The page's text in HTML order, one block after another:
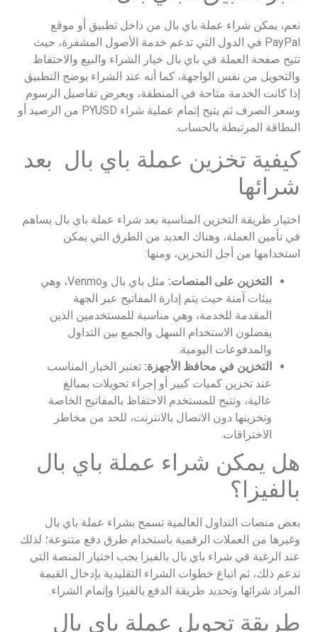
نعم، يمكن شراء عملة باي بال من داخل تطبيق أو موقع
PayPal في الدول التي تدعم خدمة الأصول المشفرة، حيث
تتيح صفحة العملة في باي بال خيار الشراء والبيع والاحتفاظ
والتحويل من نفس الواجهة، كما أنه عند الشراء يوضح التطبيق
إذا كانت الخدمة متاحة في المنطقة، ويعرض تفاصيل الرسوم
وسعر الصرف ثم يتيح إتمام عملية شراء PYUSD من الرصيد أو
البطاقة المرتبطة بالحساب.
كيفية تخزين عملة باي بال بعد
شرائها
اختيار طريقة التخزين المناسبة بعد شراء عملة باي بال يساهم
في تأمين العملة، وهناك العديد من الطرق التي يمكن
استخدامها من أجل التخزين، ومنها:
التخزين على المنصات:
مثل باي بال وVenmo، وهي
بيئات آمنة حيث يتم إدارة المفاتيح عبر الجهة
المقدمة للخدمة، وهي مناسبة للمستخدمين الذين
يفضلون الاستخدام السهل والجمع بين التداول
والمدفوعات اليومية.
التخزين في محافظ الأجهزة: تعتبر الخيار المناسب
عند تخزين كميات كبير أو إجراء تحويلات بمبالغ
عالية، وتتيح للمستخدم الاحتفاظ بالمفاتيح الخاصة
وتخزينها دون الاتصال بالانترنت، للحد من مخاطر
الاختراقات.
هل يمكن شراء عملة باي بال
بالفيزا؟
بعض منصات التداول العالمية تسمح بشراء عملة باي بال
وغيرها من العملات الرقمية باستخدام طرق دفع متنوعة؛ لذلك
عند الرغبة في شراء باي بال بالفيزا يجب اختيار المنصة التي
تدعم ذلك، ثم اتباع خطوات الشراء التقليدية بإدخال القيمة
المراد شرائها وتحديد طريقة الدفع بالفيزا وإتمام الشراء.
طريقة تحويل عملة باي بال